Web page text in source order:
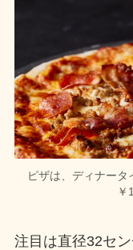
ピザは、ディナー
￥
注目は直径32セ